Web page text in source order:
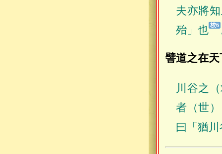
夫亦將
殆」也
譬道之在
川谷之
者（世
曰「猶